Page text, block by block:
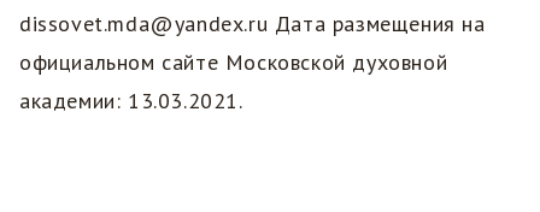
dissovet.mda@yandex.ru Дата размещения на
официальном сайте Московской духовной
академии: 13.03.2021.